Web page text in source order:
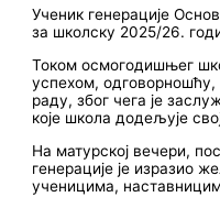
Ученик генерације
за школску 2025/26.
Током осмогодишњег
успехом,
раду, због чега је
које школа додељује
На матурској вечери,
генерације је изразио
ученицима,